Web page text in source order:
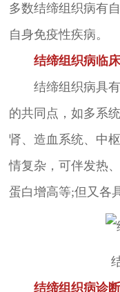
多数结缔组织病有
自身免疫性疾病。
结缔组织病临床
结缔组织病具有
的共同点，如多系
肾、造血系统、中
情复杂，可伴发热
蛋白增高等;但又各
结缔组织病诊断